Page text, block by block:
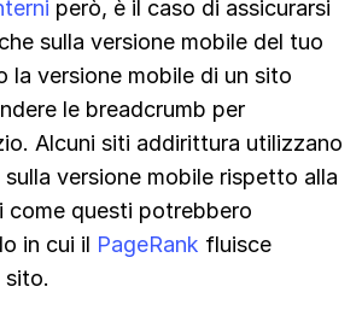
però, è il caso di assicurarsi
sulla versione mobile del tuo
la versione mobile di un sito
le breadcrumb per
Alcuni siti addirittura utilizzano
versione mobile rispetto alla
questi potrebbero
in cui il PageRank fluisce
sito.